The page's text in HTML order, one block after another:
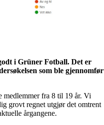
i Grüner Fotball. Det er
som ble
medlemmer fra 8 til 19 år. Vi
grovt regnet utgjør det omtrent
årgangene.